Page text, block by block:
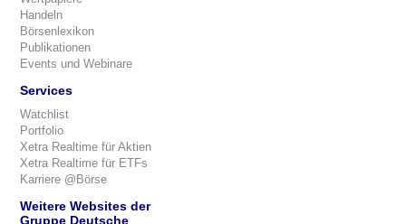
Handeln
Börsenlexikon
Publikationen
Events und Webinare
Services
Watchlist
Portfolio
Xetra Realtime für Aktien
Xetra Realtime für ETFs
Karriere @Börse
Weitere Websites der
Gruppe Deutsche